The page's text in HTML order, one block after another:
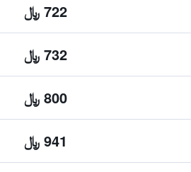
722 ﷼
732 ﷼
800 ﷼
941 ﷼